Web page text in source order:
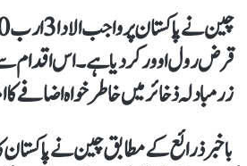
قرض رول اوور کر دیا ہے۔ اس اقدام
زرمبادلہ ذخائر میں خاطر خواہ